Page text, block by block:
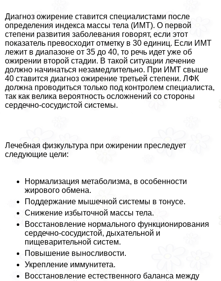
Диагноз ожирение ставится специалистами после
определения индекса массы тела (ИМТ). О первой
степени развития заболевания говорят, если этот
показатель превосходит отметку в 30 единиц. Если ИМТ
лежит в диапазоне от 35 до 40, то речь идет уже об
ожирении второй стадии. В такой ситуации лечение
должно начинаться незамедлительно. При ИМТ свыше
40 ставится диагноз ожирение третьей степени. ЛФК
должна проводиться только под контролем специалиста,
так как велика вероятность осложнений со стороны
сердечно-сосудистой системы.
Лечебная физкультура при ожирении преследует
следующие цели:
Нормализация метаболизма, в особенности
жирового обмена.
Поддержание мышечной системы в тонусе.
Снижение избыточной массы тела.
Восстановление нормального функционирования
сердечно-сосудистой, дыхательной и
пищеварительной систем.
Повышение выносливости.
Укрепление иммунитета.
Восстановление естественного баланса между